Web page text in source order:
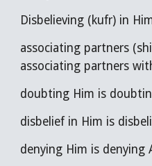
Disbelieving (kufr) in
associating partners
associating partners
doubting Him is
disbelief in Him is
denying Him is denying